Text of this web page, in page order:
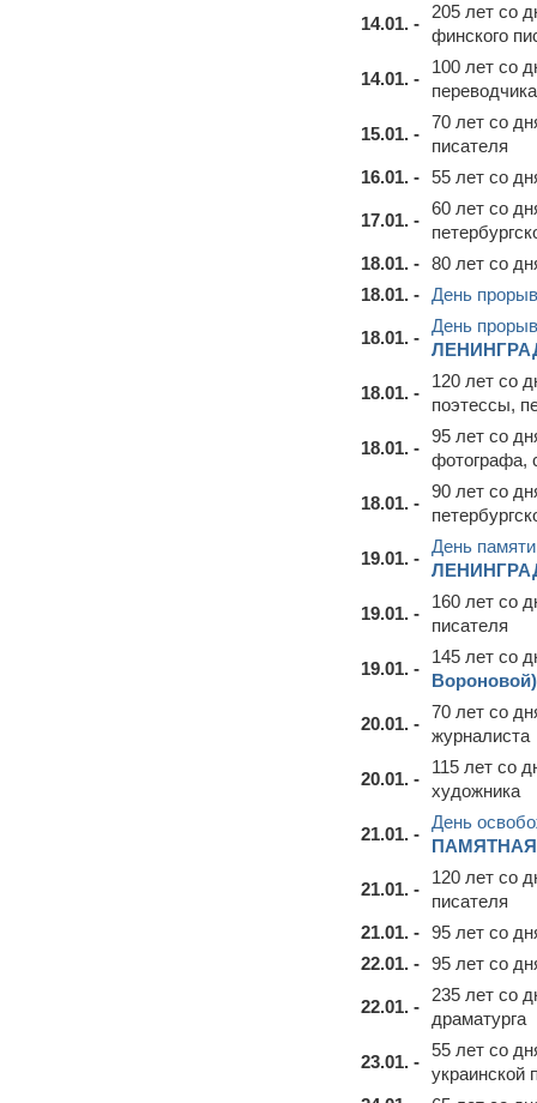
14.01. -
205 лет со
финского
14.01. -
100 лет со
переводчика
15.01. -
70 лет со
писателя
16.01. - 55 лет со
17.01. -
60 лет со
18.01. - 80 лет со
18.01. - День
18.01. -
День
18.01. -
120 лет со
поэтессы,
18.01. -
95 лет со
фотографа,
18.01. -
90 лет со
19.01. -
День
19.01. -
160 лет со
писателя
19.01. -
145 лет со
Вороновой)
20.01. -
70 лет со
журналиста
20.01. -
115 лет со
художника
21.01. -
День
21.01. -
120 лет со
писателя
21.01. - 95 лет со
22.01. - 95 лет со
22.01. -
235 лет со
драматурга
23.01. -
55 лет со
украинской